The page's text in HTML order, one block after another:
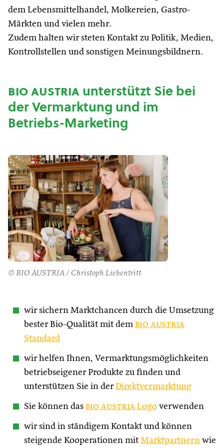
dem Lebensmittelhandel, Molkereien, Gastro-
Märkten und vielen mehr.
Zudem halten wir steten Kontakt zu Politik, Medien,
Kontrollstellen und sonstigen Meinungsbildnern.
bio austriaunterstützt Sie bei
der Vermarktung und im
Betriebs-Marketing
© BIO AUSTRIA / Christoph Liebentritt
wir sichern Marktchancen durch die Umsetzung
bester Bio-Qualität mit dem bio austria
Standard
wir helfen Ihnen, Vermarktungsmöglichkeiten
betriebseigener Produkte zu finden und
unterstützen Sie in derDirektvermarktung
Sie können das bio austria Logo verwenden
wir sind in ständigem Kontakt und können
steigende Kooperationen mit Marktpartnern wie